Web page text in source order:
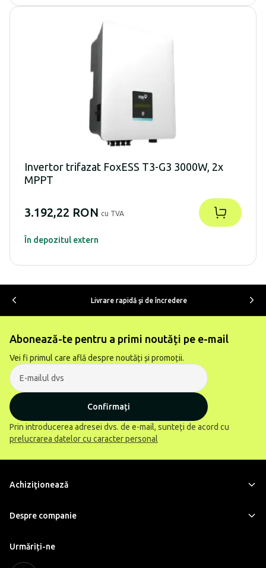
Invertor trifazat FoxESS T3-G3 3000W, 2x
MPPT
3.192,22 RON cu TVA
În depozitul extern
Livrare rapidă şi de încredere
Abonează-te pentru a primi noutăți pe e-mail
Vei fi primul care află despre noutăți și promoții.
Confirmați
Prin introducerea adresei dvs. de e-mail, sunteți de acord cu
prelucrarea datelor cu caracter personal
Achiziţionează
Despre companie
Urmăriți-ne